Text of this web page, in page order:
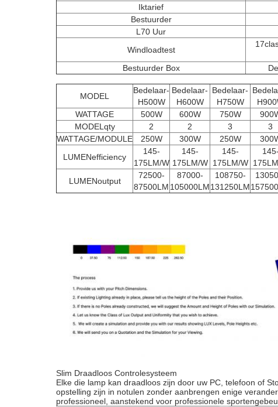
Iktarief
Bestuurder
L70 Uur
Windloadtest
Bestuurder Box
MODEL
Bedelaar-
H500W
Bedelaar-
H600W
Bedelaar-
H750W
WATTAGE
500W 600W 750W
MODELqty
2 2 3 3
WATTAGE/MODULE
250W 300W 250W
LUMENefficiency
145-
175LM/W
145-
175LM/W
145-
175LM/W
145-
LUMENoutput
72500-
87500LM
87000-
105000LM
108750-
131250LM
Slim Draadloos Controlesysteem
Elke die lamp kan draadloos zijn door uw PC, telefoon of
opstelling zijn in notulen zonder aanbrengen enige
professioneel, aanstekend voor professionele